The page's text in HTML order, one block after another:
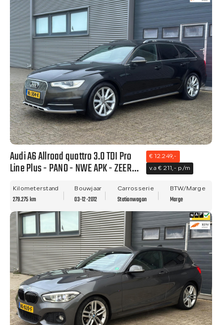
Audi A6 Allroad quattro 3.0 TDI Pro
Line Plus - PANO - NWE APK - ZEER
€ 12.249,-
v.a € 211,- p/m
Kilometerstand
279.275 km
Bouwjaar
03-12-2012
Carrosserie
Stationwagon
BTW/Marge
Marge